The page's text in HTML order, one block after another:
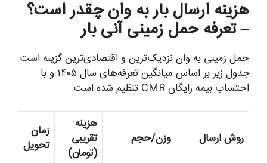
هزینه ارسال بار به وان چقدر است؟
– تعرفه حمل زمینی آنی بار
حمل زمینی به وان نزدیک‌ترین و اقتصادی‌ترین گزینه است.
جدول زیر بر اساس میانگین تعرفه‌های سال ۱۴۰۵ و با
احتساب بیمه رایگان CMR تنظیم شده است.
روش ارسال وزن/حجم
هزینه
تقریبی
(تومان)
زمان
تحویل